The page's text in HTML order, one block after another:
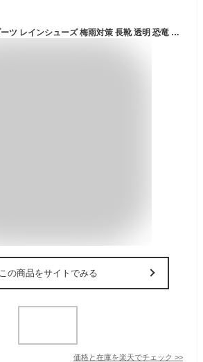
送料無料 子供レインブーツ レインシューズ 梅雨対策 長靴 透明 恐竜 Dinosaur ディノサウルス キラキラ キッズ ジュニア 防水 雨靴 男の子 女の子 キッズ おしゃれ ラバーシューズ 可愛い レイン ブーツ ボーイズ 女の子 透明 靴 雨具 子供 子供長靴【楽天海外通販】
この商品をサイトでみる
価格と在庫を楽天でチェック >>